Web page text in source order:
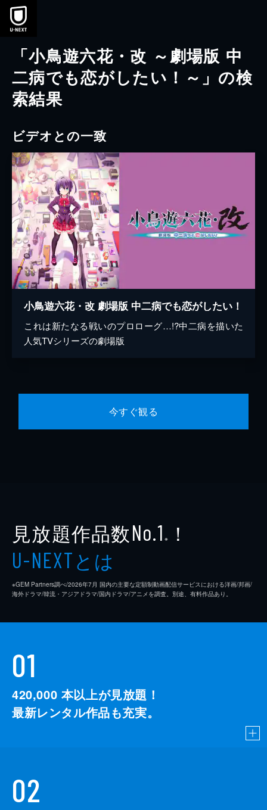
本文へスキップ
「小鳥遊六花・改 ～劇場版 中
二病でも恋がしたい！～」の検
索結果
ビデオとの一致
小鳥遊六花・改 劇場版 中二病でも恋がしたい！
これは新たなる戦いのプロローグ…!?中二病を描いた
人気TVシリーズの劇場版
今すぐ観る
見放題作品数No.1 ※ ！
U-NEXTとは
※GEM Partners調べ/2026年7⽉ 国内の主要な定額制動画配信サービスにおける洋画/邦画/
海外ドラマ/韓流・アジアドラマ/国内ドラマ/アニメを調査。別途、有料作品あり。
01
420,000 本以上が見放題！
最新レンタル作品も充実。
02